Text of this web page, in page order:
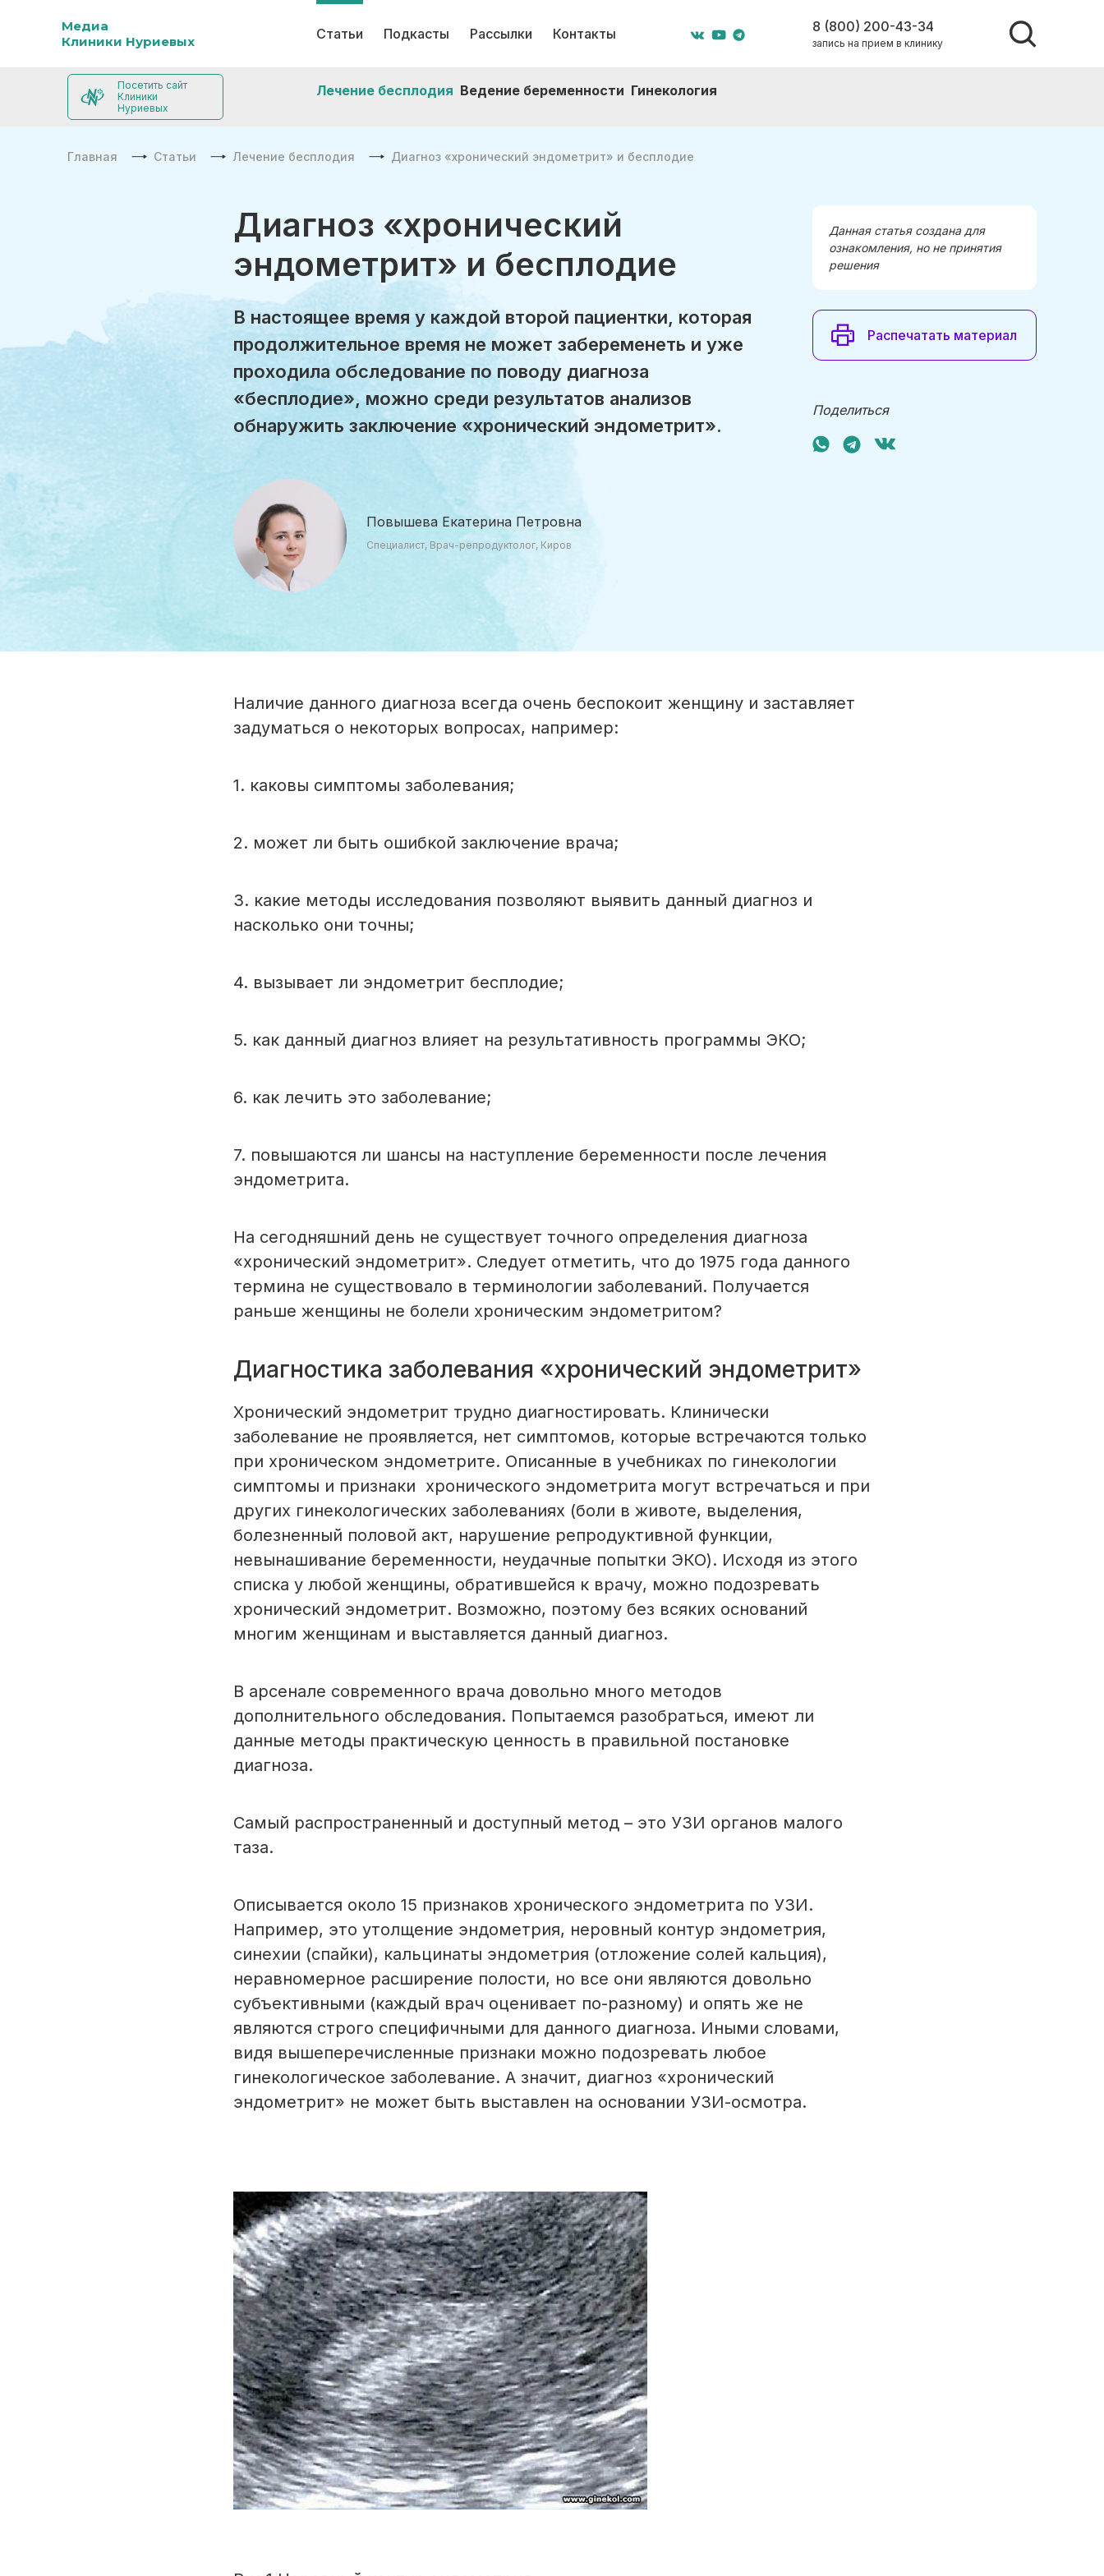
Медиа
Клиники Нуриевых
Статьи
Лечение бесплодия Ведение беременности Гинекология
Подкасты Рассылки Контакты 8 (800) 200-43-34
запись на прием в клинику
Посетить сайт
Клиники
Нуриевых
Главная Статьи Лечение бесплодия Диагноз «хронический эндометрит» и бесплодие
Диагноз «хронический
эндометрит» и бесплодие
В настоящее время у каждой второй пациентки, которая
продолжительное время не может забеременеть и уже
проходила обследование по поводу диагноза
«бесплодие», можно среди результатов анализов
обнаружить заключение «хронический эндометрит».
Повышева Екатерина Петровна
Специалист, Врач-репродуктолог, Киров
Данная статья создана для
ознакомления, но не принятия
решения
Распечатать материал
Поделиться
Наличие данного диагноза всегда очень беспокоит женщину и заставляет
задуматься о некоторых вопросах, например:
1. каковы симптомы заболевания;
2. может ли быть ошибкой заключение врача;
3. какие методы исследования позволяют выявить данный диагноз и
насколько они точны;
4. вызывает ли эндометрит бесплодие;
5. как данный диагноз влияет на результативность программы ЭКО;
6. как лечить это заболевание;
7. повышаются ли шансы на наступление беременности после лечения
эндометрита.
На сегодняшний день не существует точного определения диагноза
«хронический эндометрит». Следует отметить, что до 1975 года данного
термина не существовало в терминологии заболеваний. Получается
раньше женщины не болели хроническим эндометритом?
Диагностика заболевания «хронический эндометрит»
Хронический эндометрит трудно диагностировать. Клинически
заболевание не проявляется, нет симптомов, которые встречаются только
при хроническом эндометрите. Описанные в учебниках по гинекологии
симптомы и признаки хронического эндометрита могут встречаться и при
других гинекологических заболеваниях (боли в животе, выделения,
болезненный половой акт, нарушение репродуктивной функции,
невынашивание беременности, неудачные попытки ЭКО). Исходя из этого
списка у любой женщины, обратившейся к врачу, можно подозревать
хронический эндометрит. Возможно, поэтому без всяких оснований
многим женщинам и выставляется данный диагноз.
В арсенале современного врача довольно много методов
дополнительного обследования. Попытаемся разобраться, имеют ли
данные методы практическую ценность в правильной постановке
диагноза.
Самый распространенный и доступный метод – это УЗИ органов малого
таза.
Описывается около 15 признаков хронического эндометрита по УЗИ.
Например, это утолщение эндометрия, неровный контур эндометрия,
синехии (спайки), кальцинаты эндометрия (отложение солей кальция),
неравномерное расширение полости, но все они являются довольно
субъективными (каждый врач оценивает по-разному) и опять же не
являются строго специфичными для данного диагноза. Иными словами,
видя вышеперечисленные признаки можно подозревать любое
гинекологическое заболевание. А значит, диагноз «хронический
эндометрит» не может быть выставлен на основании УЗИ-осмотра.